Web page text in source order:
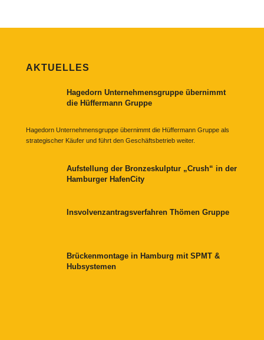
AKTUELLES
Hagedorn Unternehmensgruppe übernimmt
die Hüffermann Gruppe
Hagedorn Unternehmensgruppe übernimmt die Hüffermann Gruppe als
strategischer Käufer und führt den Geschäftsbetrieb weiter.
Aufstellung der Bronzeskulptur „Crush“ in der
Hamburger HafenCity
Insvolvenzantragsverfahren Thömen Gruppe
Brückenmontage in Hamburg mit SPMT &
Hubsystemen